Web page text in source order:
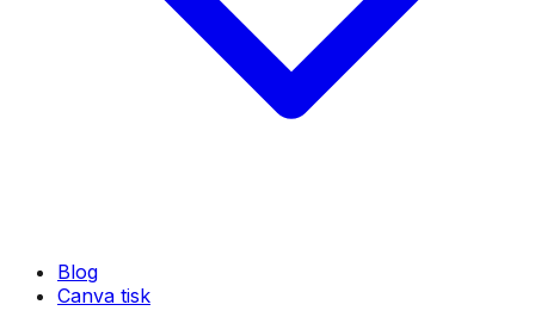
Blog
Canva tisk